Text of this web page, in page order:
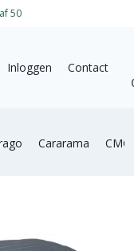
50
Inloggen
Contact
Cararama CMC